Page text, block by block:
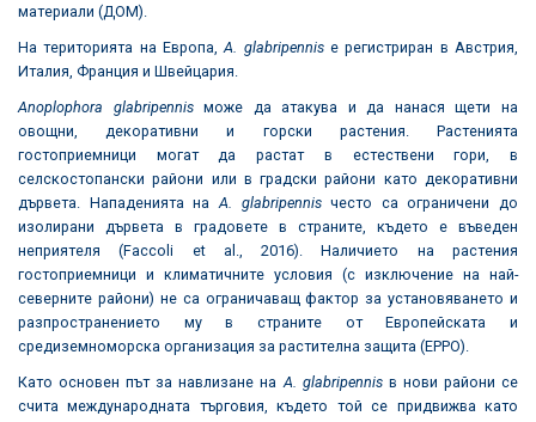
материали (ДОМ).
На територията на Европа,A. glabripennisе регистриран в Австрия,
Италия, Франция и Швейцария.
Anoplophora glabripennisможе да атакува и да нанася щети на
овощни, декоративни и горски растения. Растенията
гостоприемници могат да растат в естествени гори, в
селскостопански райони или в градски райони като декоративни
дървета. Нападенията на A. glabripennisчесто са ограничени до
изолирани дървета в градовете в страните, където е въведен
неприятеля (Faccoli et al., 2016). Наличието на растения
гостоприемници и климатичните условия (с изключение на най-
северните райони) не са ограничаващ фактор за установяването и
разпространението му в страните от Европейската и
средиземноморска организация за растителна защита (EPPO).
Като основен път за навлизане на A. glabripennisв нови райони се
счита международната търговия, където той се придвижва като